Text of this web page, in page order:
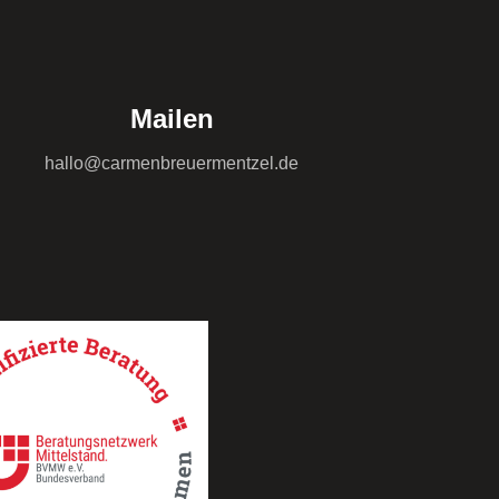
Mailen
hallo@carmenbreuermentzel.de